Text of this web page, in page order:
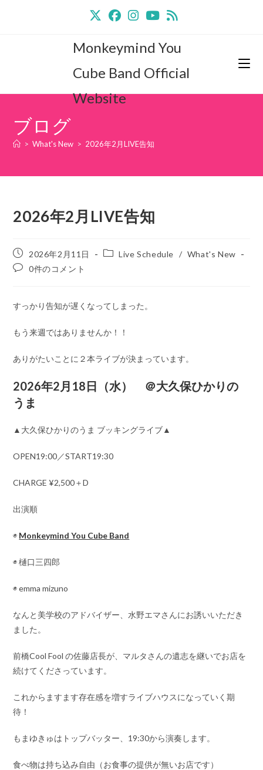
ス
Monkeymind You
Cube Band Official
Website
ブログ
> What's New > 2026年2月LIVE告知
2026年2月LIVE告知
投
稿
公
2026年2月11日
投
リ
Live Schedule / What's New
投
メ
ン
0件のコメント
すっかり告知が遅くなってしまった。
もう来週ではありませんか！！
ありがたいことに２本ライブが決まっています。
2026年2月18日（水） ＠大久保ひかりの
うま
▲大久保ひかりのうま ブッキングライブ▲
OPEN19:00／START19:30
CHARGE ¥2,500＋D
出演順
◉ Monkeymind You Cube Band
◉ 樋口三四郎
◉ emma mizuno
なんと美学校のアドバイザー、水野エマさんにお誘いいただき
ました。
前橋Cool Fool の佐藤店長が、マルタさんの遺志を継いでお店を
続けてくださっています。
これからますます存在感を増すライブハウスになっていく期
待！
もまゆきゅはトップバッター、19:30から演奏します。
食べ物は持ち込み自由（お食事の提供が無いお店です）